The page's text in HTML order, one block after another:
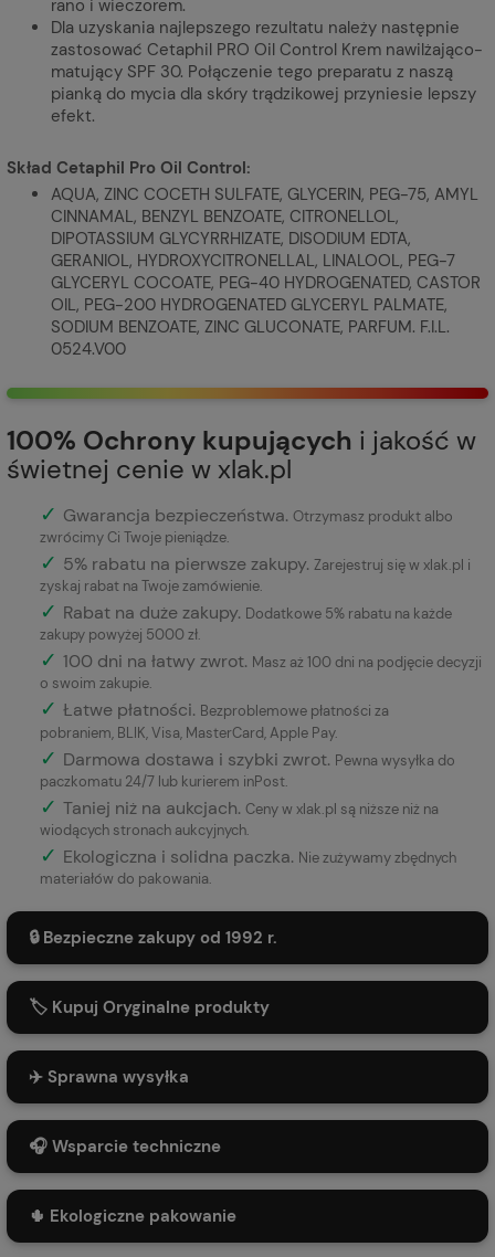
rano i wieczorem.
Dla uzyskania najlepszego rezultatu należy następnie
zastosować Cetaphil PRO Oil Control Krem nawilżająco-
matujący SPF 30. Połączenie tego preparatu z naszą
pianką do mycia dla skóry trądzikowej przyniesie lepszy
efekt.
Skład Cetaphil Pro Oil Control:
AQUA, ZINC COCETH SULFATE, GLYCERIN, PEG-75, AMYL
CINNAMAL, BENZYL BENZOATE, CITRONELLOL,
DIPOTASSIUM GLYCYRRHIZATE, DISODIUM EDTA,
GERANIOL, HYDROXYCITRONELLAL, LINALOOL, PEG-7
GLYCERYL COCOATE, PEG-40 HYDROGENATED, CASTOR
OIL, PEG-200 HYDROGENATED GLYCERYL PALMATE,
SODIUM BENZOATE, ZINC GLUCONATE, PARFUM. F.I.L.
0524.V00
100% Ochrony kupujących i jakość w
świetnej cenie w xlak.pl
✓ Gwarancja bezpieczeństwa. Otrzymasz produkt albo
zwrócimy Ci Twoje pieniądze.
✓ 5% rabatu na pierwsze zakupy. Zarejestruj się w xlak.pl i
zyskaj rabat na Twoje zamówienie.
✓ Rabat na duże zakupy. Dodatkowe 5% rabatu na każde
zakupy powyżej 5000 zł.
✓ 100 dni na łatwy zwrot. Masz aż 100 dni na podjęcie decyzji
o swoim zakupie.
✓ Łatwe płatności. Bezproblemowe płatności za
pobraniem, BLIK, Visa, MasterCard, Apple Pay.
✓ Darmowa dostawa i szybki zwrot. Pewna wysyłka do
paczkomatu 24/7 lub kurierem inPost.
✓ Taniej niż na aukcjach. Ceny w xlak.pl są niższe niż na
wiodących stronach aukcyjnych.
✓ Ekologiczna i solidna paczka. Nie zużywamy zbędnych
materiałów do pakowania.
🔒 Bezpieczne zakupy od 1992 r.
🏷️ Kupuj Oryginalne produkty
✈️ Sprawna wysyłka
🎧 Wsparcie techniczne
🌵 Ekologiczne pakowanie